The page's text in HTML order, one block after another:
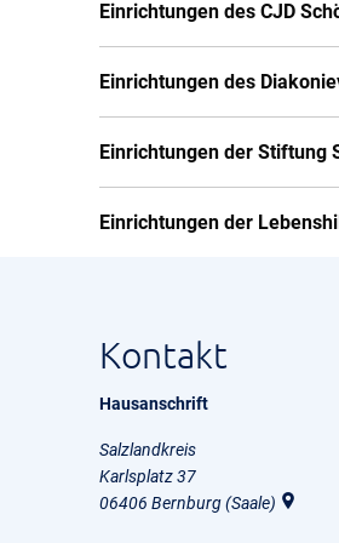
Einrichtungen des CJD
Einrichtungen des
Einrichtungen der Stiftung
Einrichtungen der
Kontakt
Hausanschrift
Salzlandkreis
Karlsplatz 37
06406 Bernburg (Saale)